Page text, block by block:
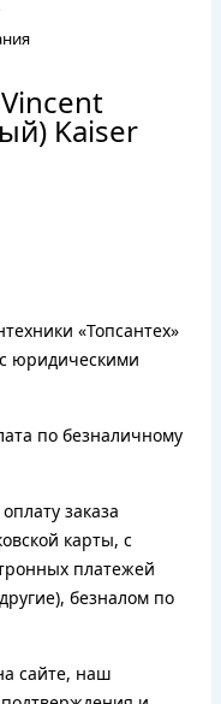
Kaiser
«Топсантех»
юридическими
по безналичному
заказа
карты, с
платежей
безналом по
сайте, наш